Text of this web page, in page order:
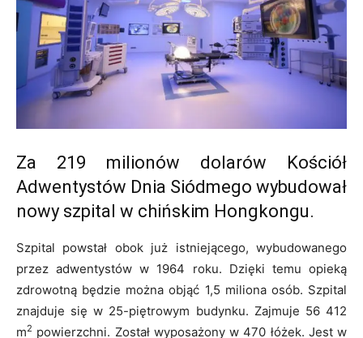
Za 219 milionów dolarów Kościół
Adwentystów Dnia Siódmego wybudował
nowy szpital w chińskim Hongkongu.
Szpital powstał obok już istniejącego, wybudowanego
przez adwentystów w 1964 roku. Dzięki temu opieką
zdrowotną będzie można objąć 1,5 miliona osób. Szpital
znajduje się w 25-piętrowym budynku. Zajmuje 56 412
m2 powierzchni. Został wyposażony w 470 łóżek. Jest w